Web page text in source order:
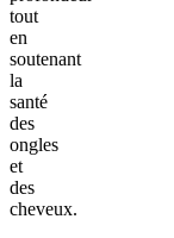
tout
en
soutenant
la
santé
des
ongles
et
des
cheveux.